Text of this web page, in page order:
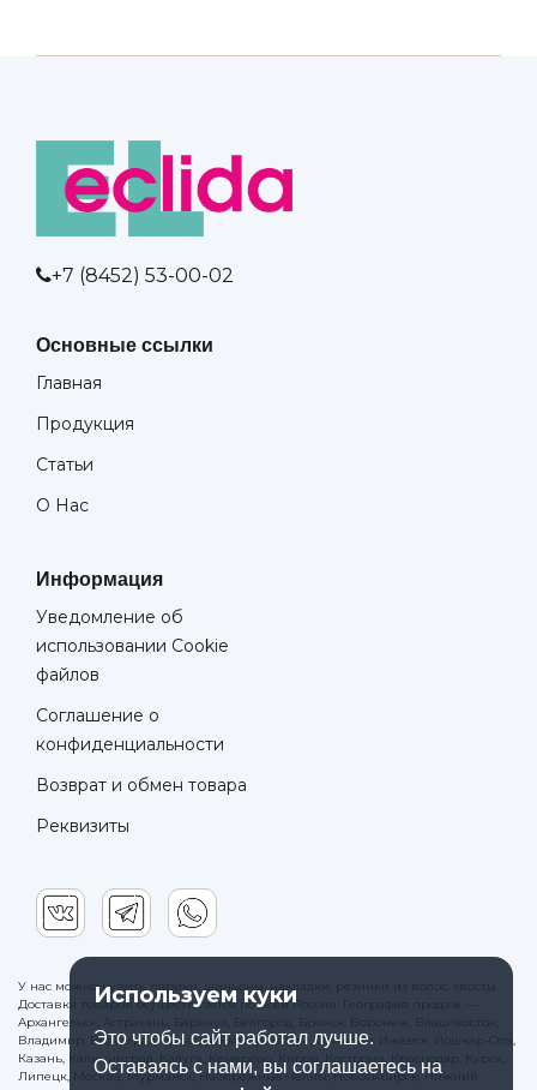
Используем куки
Это чтобы сайт работал лучше.
Оставаясь с нами, вы соглашаетесь на
+7 (8452) 53-00-02
Основные ссылки
Главная
Продукция
Статьи
О Нас
Информация
Уведомление об
использовании Cookie
файлов
Соглашение о
конфиденциальности
Возврат и обмен товара
Реквизиты
У нас можно купить парики, шиньоны, накладки, резинки из волос, хвосты.
Доставка товаров осуществляется по всей России. География продаж —
Архангельск, Астрахань, Барнаул, Белгород, Брянск, Воронеж, Владивосток,
Владимир, Волгоград, Вологда, Екатеринбург, Иваново, Ижевск, Йошкар-Ола,
Казань, Калининград, Калуга, Кемерово, Киров, Кострома, Краснодар, Курск,
Липецк, Москва, Мурманск, Набережные Челны, Новосибирск, Нижний